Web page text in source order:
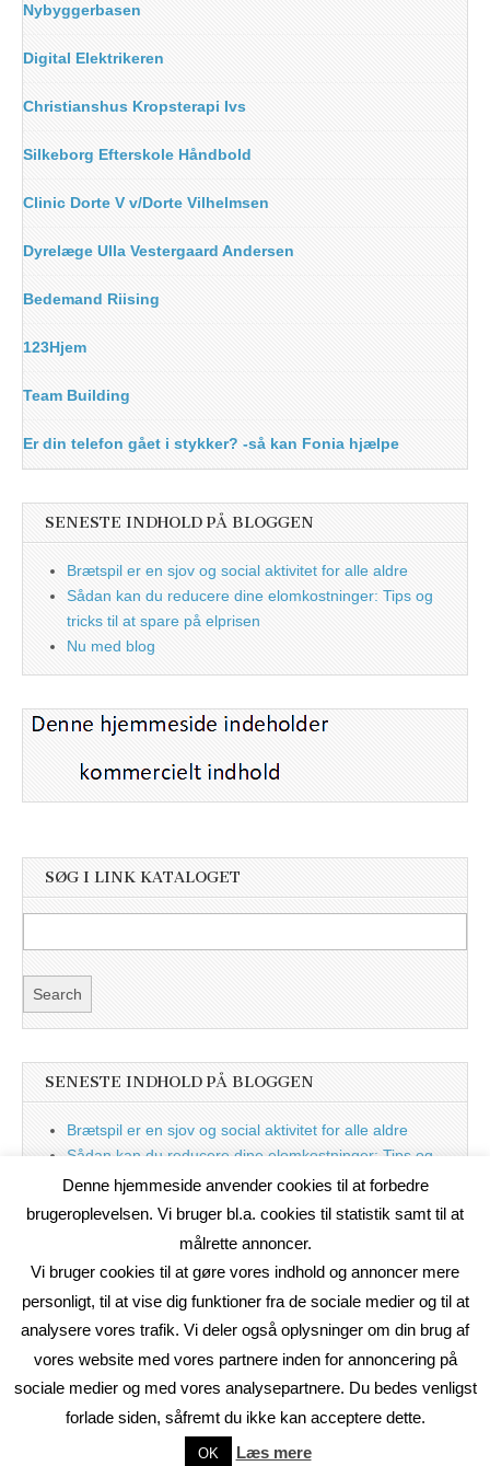
Nybyggerbasen
Digital Elektrikeren
Christianshus Kropsterapi Ivs
Silkeborg Efterskole Håndbold
Clinic Dorte V v/Dorte Vilhelmsen
Dyrelæge Ulla Vestergaard Andersen
Bedemand Riising
123Hjem
Team Building
Er din telefon gået i stykker? -så kan Fonia hjælpe
SENESTE INDHOLD PÅ BLOGGEN
Brætspil er en sjov og social aktivitet for alle aldre
Sådan kan du reducere dine elomkostninger: Tips og
tricks til at spare på elprisen
Nu med blog
SØG I LINK KATALOGET
SENESTE INDHOLD PÅ BLOGGEN
Brætspil er en sjov og social aktivitet for alle aldre
Sådan kan du reducere dine elomkostninger: Tips og
tricks til at spare på elprisen
Nu med blog
On2Net Link Katalog
The Magazine Basic Theme bybavotasan.com
Denne hjemmeside anvender cookies til at forbedre
brugeroplevelsen. Vi bruger bl.a. cookies til statistik samt til at
målrette annoncer.
Vi bruger cookies til at gøre vores indhold og annoncer mere
personligt, til at vise dig funktioner fra de sociale medier og til at
analysere vores trafik. Vi deler også oplysninger om din brug af
vores website med vores partnere inden for annoncering på
sociale medier og med vores analysepartnere. Du bedes venligst
forlade siden, såfremt du ikke kan acceptere dette.
OK Læs mere